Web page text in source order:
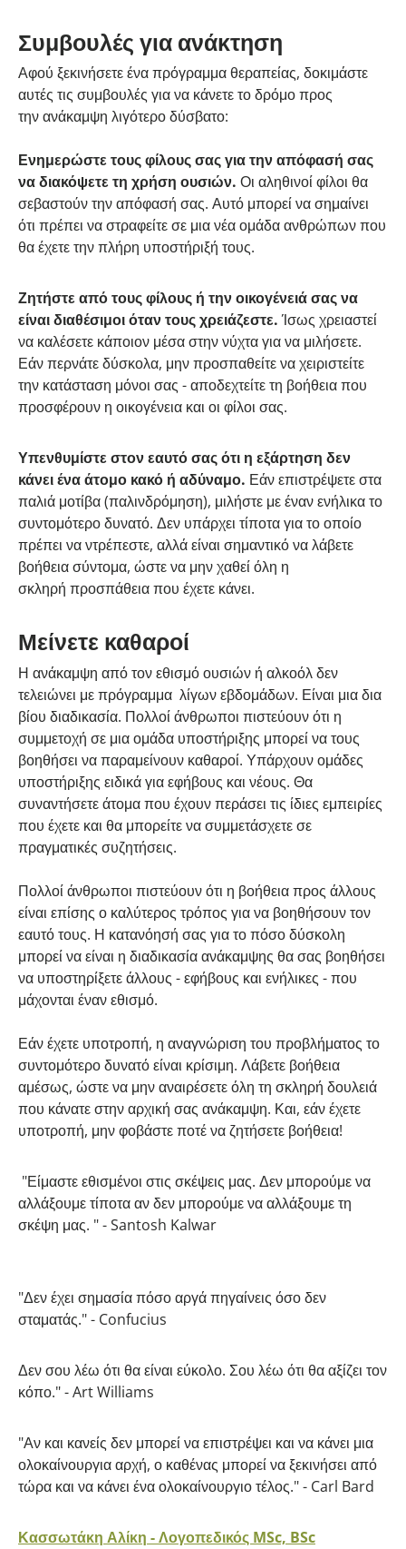
Συμβουλές για ανάκτηση
Αφού ξεκινήσετε ένα πρόγραμμα θεραπείας, δοκιμάστε
αυτές τις συμβουλές για να κάνετε το δρόμο προς
την ανάκαμψη λιγότερο δύσβατο:
Ενημερώστε τους φίλους σας για την απόφασή σας
να διακόψετε τη χρήση ουσιών. Οι αληθινοί φίλοι θα
σεβαστούν την απόφασή σας. Αυτό μπορεί να σημαίνει
ότι πρέπει να στραφείτε σε μια νέα ομάδα ανθρώπων που
θα έχετε την πλήρη υποστήριξή τους.
Ζητήστε από τους φίλους ή την οικογένειά σας να
είναι διαθέσιμοι όταν τους χρειάζεστε.Ίσως χρειαστεί
να καλέσετε κάποιον μέσα στην νύχτα για να μιλήσετε.
Εάν περνάτε δύσκολα, μην προσπαθείτε να χειριστείτε
την κατάσταση μόνοι σας - αποδεχτείτε τη βοήθεια που
προσφέρουν η οικογένεια και οι φίλοι σας.
Υπενθυμίστε στον εαυτό σας ότι η εξάρτηση δεν
κάνει ένα άτομο κακό ή αδύναμο. Εάν επιστρέψετε στα
παλιά μοτίβα (παλινδρόμηση), μιλήστε με έναν ενήλικα το
συντομότερο δυνατό. Δεν υπάρχει τίποτα για το οποίο
πρέπει να ντρέπεστε, αλλά είναι σημαντικό να λάβετε
βοήθεια σύντομα, ώστε να μην χαθεί όλη η
σκληρή προσπάθεια που έχετε κάνει.
Μείνετε καθαροί
Η ανάκαμψη από τον εθισμό ουσιών ή αλκοόλ δεν
τελειώνει με πρόγραμμα λίγων εβδομάδων. Είναι μια δια
βίου διαδικασία. Πολλοί άνθρωποι πιστεύουν ότι η
συμμετοχή σε μια ομάδα υποστήριξης μπορεί να τους
βοηθήσει να παραμείνουν καθαροί. Υπάρχουν ομάδες
υποστήριξης ειδικά για εφήβους και νέους. Θα
συναντήσετε άτομα που έχουν περάσει τις ίδιες εμπειρίες
που έχετε και θα μπορείτε να συμμετάσχετε σε
πραγματικές συζητήσεις.
Πολλοί άνθρωποι πιστεύουν ότι η βοήθεια προς άλλους
είναι επίσης ο καλύτερος τρόπος για να βοηθήσουν τον
εαυτό τους. Η κατανόησή σας για το πόσο δύσκολη
μπορεί να είναι η διαδικασία ανάκαμψης θα σας βοηθήσει
να υποστηρίξετε άλλους - εφήβους και ενήλικες - που
μάχονται έναν εθισμό.
Εάν έχετε υποτροπή, η αναγνώριση του προβλήματος το
συντομότερο δυνατό είναι κρίσιμη. Λάβετε βοήθεια
αμέσως, ώστε να μην αναιρέσετε όλη τη σκληρή δουλειά
που κάνατε στην αρχική σας ανάκαμψη. Και, εάν έχετε
υποτροπή, μην φοβάστε ποτέ να ζητήσετε βοήθεια!
"Είμαστε εθισμένοι στις σκέψεις μας. Δεν μπορούμε να
αλλάξουμε τίποτα αν δεν μπορούμε να αλλάξουμε τη
σκέψη μας. " - Santosh Kalwar
"Δεν έχει σημασία πόσο αργά πηγαίνεις όσο δεν
σταματάς." - Confucius
Δεν σου λέω ότι θα είναι εύκολο. Σου λέω ότι θα αξίζει τον
κόπο." - Art Williams
"Αν και κανείς δεν μπορεί να επιστρέψει και να κάνει μια
ολοκαίνουργια αρχή, ο καθένας μπορεί να ξεκινήσει από
τώρα και να κάνει ένα ολοκαίνουργιο τέλος." - Carl Bard
Κασσωτάκη Αλίκη - Λογοπεδικός MSc, BSc